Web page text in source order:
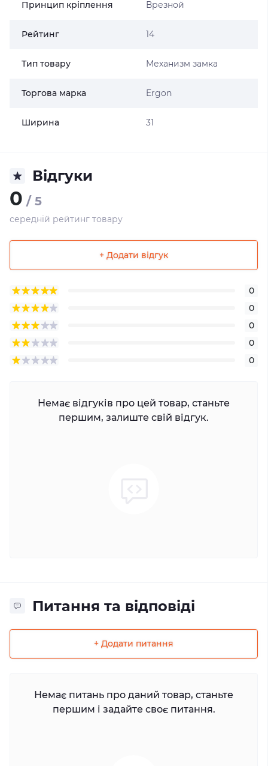
Принцип кріплення Врезной
Рейтинг 14
Тип товару Механизм замка
Торгова марка Ergon
Ширина 31
Відгуки
0 / 5
середній рейтинг товару
+ Додати відгук
0
0
0
0
0
Немає відгуків про цей товар, станьте
першим, залиште свій відгук.
Питання та відповіді
+ Додати питання
Немає питань про даний товар, станьте
першим і задайте своє питання.